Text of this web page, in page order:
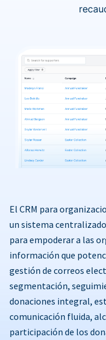
El CRM para
un sistema
para empoderar a las
información que
gestión de correos
segmentación,
donaciones integral,
comunicación fluida,
participación de los